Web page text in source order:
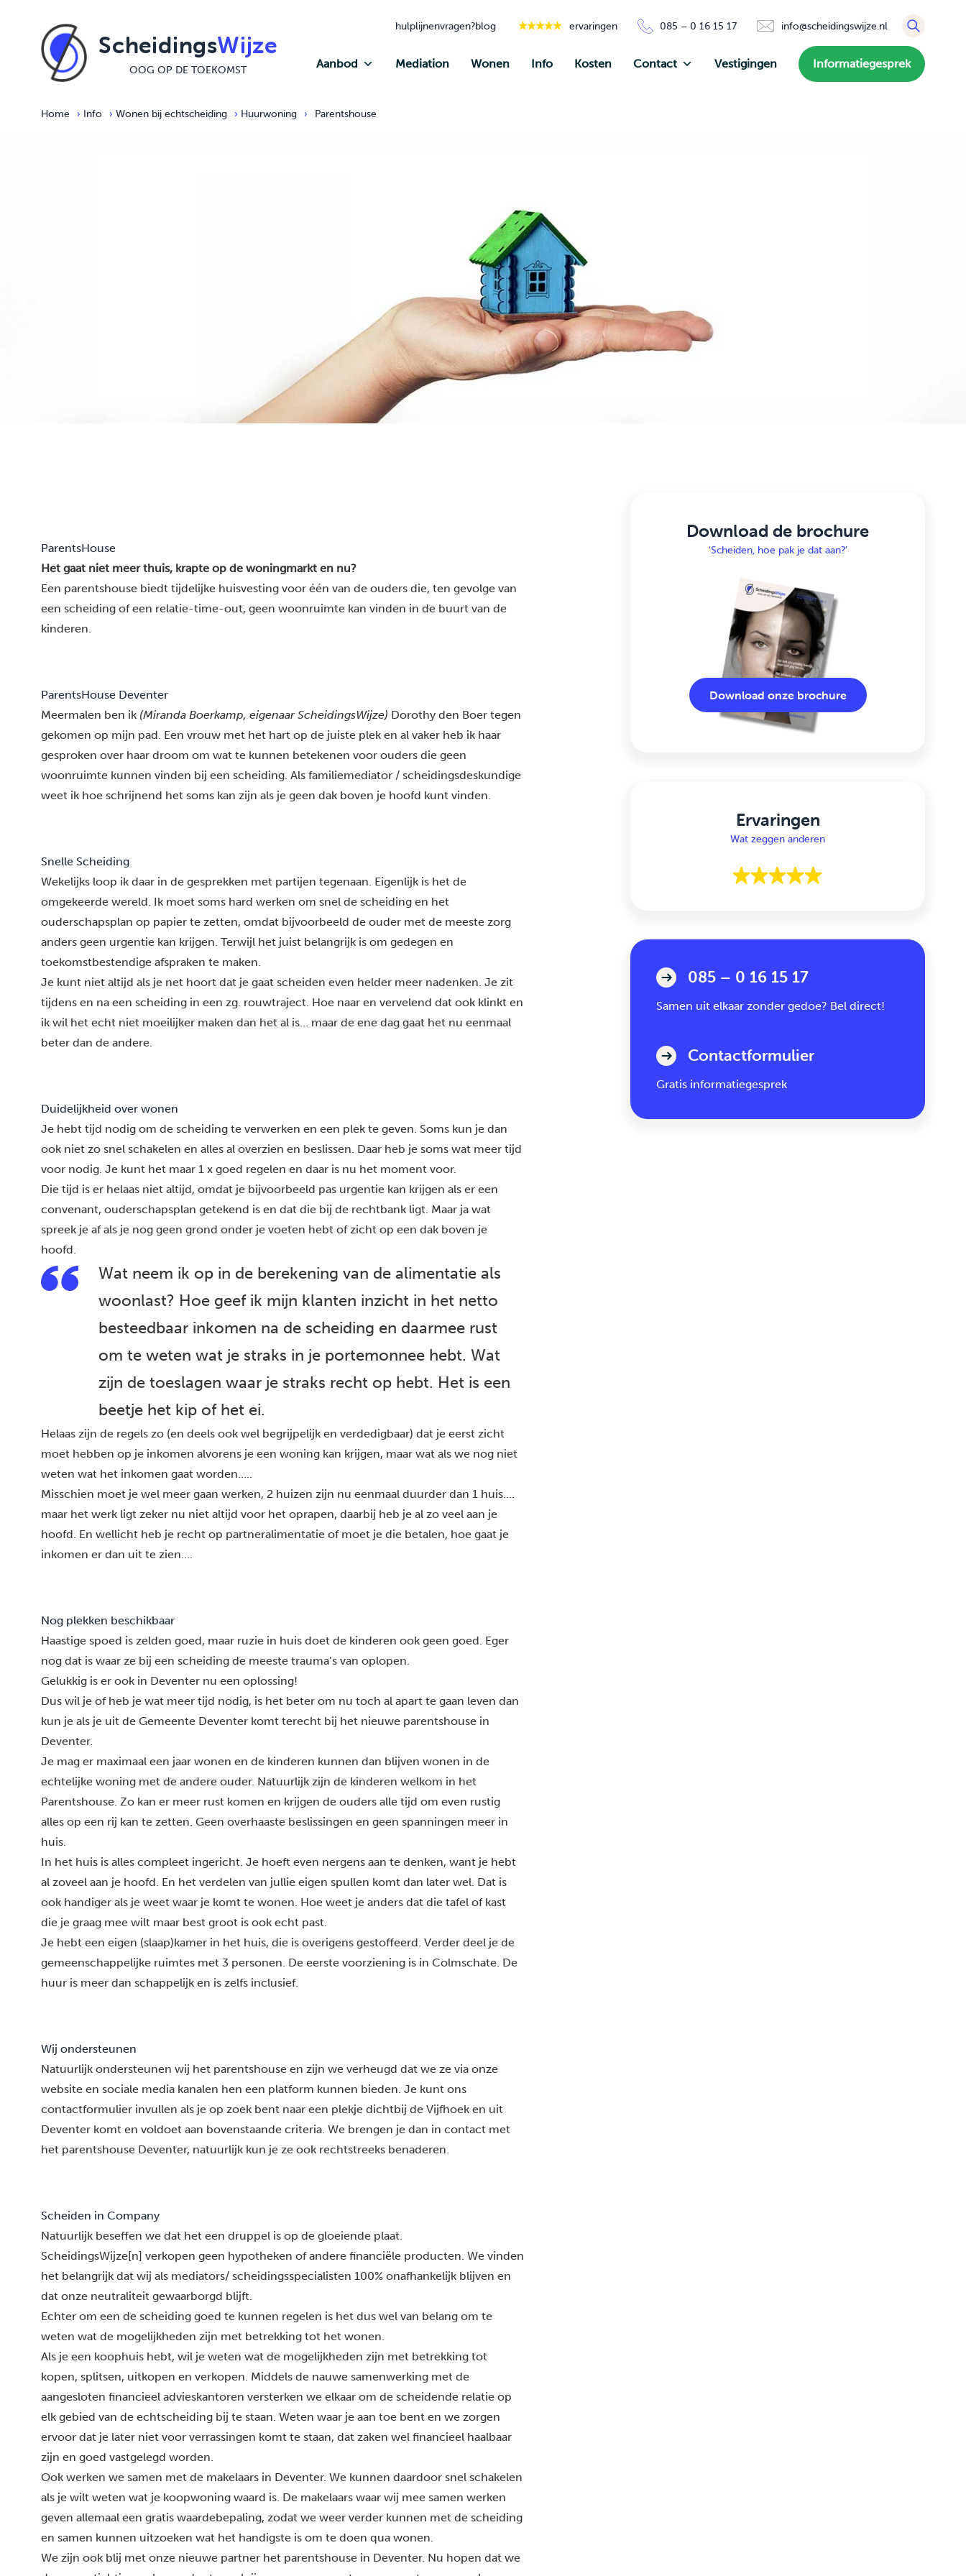
ScheidingsWijze
OOG OP DE TOEKOMST
hulplijnenvragen?blog ervaringen 085 – 0 16 15 17 info@scheidingswijze.nl
Aanbod Mediation Wonen Info Kosten Contact Vestigingen Informatiegesprek
Home › Info › Wonen bij echtscheiding › Huurwoning › Parentshouse
ParentsHouse
Het gaat niet meer thuis, krapte op de woningmarkt en nu?
Een parentshouse biedt tijdelijke huisvesting voor één van de ouders die, ten gevolge van
een scheiding of een relatie-time-out, geen woonruimte kan vinden in de buurt van de
kinderen.
ParentsHouse Deventer
Meermalen ben ik (Miranda Boerkamp, eigenaar ScheidingsWijze) Dorothy den Boer tegen
gekomen op mijn pad. Een vrouw met het hart op de juiste plek en al vaker heb ik haar
gesproken over haar droom om wat te kunnen betekenen voor ouders die geen
woonruimte kunnen vinden bij een scheiding. Als familiemediator / scheidingsdeskundige
weet ik hoe schrijnend het soms kan zijn als je geen dak boven je hoofd kunt vinden.
Snelle Scheiding
Wekelijks loop ik daar in de gesprekken met partijen tegenaan. Eigenlijk is het de
omgekeerde wereld. Ik moet soms hard werken om snel de scheiding en het
ouderschapsplan op papier te zetten, omdat bijvoorbeeld de ouder met de meeste zorg
anders geen urgentie kan krijgen. Terwijl het juist belangrijk is om gedegen en
toekomstbestendige afspraken te maken.
Je kunt niet altijd als je net hoort dat je gaat scheiden even helder meer nadenken. Je zit
tijdens en na een scheiding in een zg. rouwtraject. Hoe naar en vervelend dat ook klinkt en
ik wil het echt niet moeilijker maken dan het al is… maar de ene dag gaat het nu eenmaal
beter dan de andere.
Duidelijkheid over wonen
Je hebt tijd nodig om de scheiding te verwerken en een plek te geven. Soms kun je dan
ook niet zo snel schakelen en alles al overzien en beslissen. Daar heb je soms wat meer tijd
voor nodig. Je kunt het maar 1 x goed regelen en daar is nu het moment voor.
Die tijd is er helaas niet altijd, omdat je bijvoorbeeld pas urgentie kan krijgen als er een
convenant, ouderschapsplan getekend is en dat die bij de rechtbank ligt. Maar ja wat
spreek je af als je nog geen grond onder je voeten hebt of zicht op een dak boven je
hoofd.
Wat neem ik op in de berekening van de alimentatie als
woonlast? Hoe geef ik mijn klanten inzicht in het netto
besteedbaar inkomen na de scheiding en daarmee rust
om te weten wat je straks in je portemonnee hebt. Wat
zijn de toeslagen waar je straks recht op hebt. Het is een
beetje het kip of het ei.
Helaas zijn de regels zo (en deels ook wel begrijpelijk en verdedigbaar) dat je eerst zicht
moet hebben op je inkomen alvorens je een woning kan krijgen, maar wat als we nog niet
weten wat het inkomen gaat worden…..
Misschien moet je wel meer gaan werken, 2 huizen zijn nu eenmaal duurder dan 1 huis….
maar het werk ligt zeker nu niet altijd voor het oprapen, daarbij heb je al zo veel aan je
hoofd. En wellicht heb je recht op partneralimentatie of moet je die betalen, hoe gaat je
inkomen er dan uit te zien….
Nog plekken beschikbaar
Haastige spoed is zelden goed, maar ruzie in huis doet de kinderen ook geen goed. Eger
nog dat is waar ze bij een scheiding de meeste trauma’s van oplopen.
Gelukkig is er ook in Deventer nu een oplossing!
Dus wil je of heb je wat meer tijd nodig, is het beter om nu toch al apart te gaan leven dan
kun je als je uit de Gemeente Deventer komt terecht bij het nieuwe parentshouse in
Deventer.
Je mag er maximaal een jaar wonen en de kinderen kunnen dan blijven wonen in de
echtelijke woning met de andere ouder. Natuurlijk zijn de kinderen welkom in het
Parentshouse. Zo kan er meer rust komen en krijgen de ouders alle tijd om even rustig
alles op een rij kan te zetten. Geen overhaaste beslissingen en geen spanningen meer in
huis.
In het huis is alles compleet ingericht. Je hoeft even nergens aan te denken, want je hebt
al zoveel aan je hoofd. En het verdelen van jullie eigen spullen komt dan later wel. Dat is
ook handiger als je weet waar je komt te wonen. Hoe weet je anders dat die tafel of kast
die je graag mee wilt maar best groot is ook echt past.
Je hebt een eigen (slaap)kamer in het huis, die is overigens gestoffeerd. Verder deel je de
gemeenschappelijke ruimtes met 3 personen. De eerste voorziening is in Colmschate. De
huur is meer dan schappelijk en is zelfs inclusief.
Wij ondersteunen
Natuurlijk ondersteunen wij het parentshouse en zijn we verheugd dat we ze via onze
website en sociale media kanalen hen een platform kunnen bieden. Je kunt ons
contactformulier invullen als je op zoek bent naar een plekje dichtbij de Vijfhoek en uit
Deventer komt en voldoet aan bovenstaande criteria. We brengen je dan in contact met
het parentshouse Deventer, natuurlijk kun je ze ook rechtstreeks benaderen.
Scheiden in Company
Natuurlijk beseffen we dat het een druppel is op de gloeiende plaat.
ScheidingsWijze[n] verkopen geen hypotheken of andere financiële producten. We vinden
het belangrijk dat wij als mediators/ scheidingsspecialisten 100% onafhankelijk blijven en
dat onze neutraliteit gewaarborgd blijft.
Echter om een de scheiding goed te kunnen regelen is het dus wel van belang om te
weten wat de mogelijkheden zijn met betrekking tot het wonen.
Als je een koophuis hebt, wil je weten wat de mogelijkheden zijn met betrekking tot
kopen, splitsen, uitkopen en verkopen. Middels de nauwe samenwerking met de
aangesloten financieel advieskantoren versterken we elkaar om de scheidende relatie op
elk gebied van de echtscheiding bij te staan. Weten waar je aan toe bent en we zorgen
ervoor dat je later niet voor verrassingen komt te staan, dat zaken wel financieel haalbaar
zijn en goed vastgelegd worden.
Ook werken we samen met de makelaars in Deventer. We kunnen daardoor snel schakelen
als je wilt weten wat je koopwoning waard is. De makelaars waar wij mee samen werken
geven allemaal een gratis waardebepaling, zodat we weer verder kunnen met de scheiding
en samen kunnen uitzoeken wat het handigste is om te doen qua wonen.
We zijn ook blij met onze nieuwe partner het parentshouse in Deventer. Nu hopen dat we
Download de brochure
‘Scheiden, hoe pak je dat aan?’
Download onze brochure
Ervaringen
Wat zeggen anderen
085 – 0 16 15 17
Samen uit elkaar zonder gedoe? Bel direct!
Contactformulier
Gratis informatiegesprek